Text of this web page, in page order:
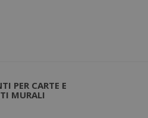
PER CARTE E
MURALI